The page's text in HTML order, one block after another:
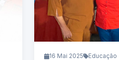
16 Mai 2025 Educação